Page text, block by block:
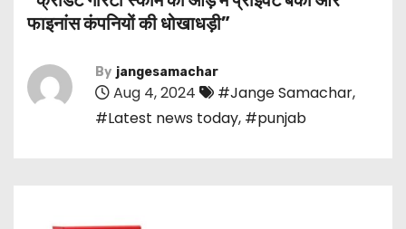
फाइनांस कंपनियों की धोखाधड़ी”
By jangesamachar
Aug 4, 2024 #Jange Samachar,
#Latest news today, #punjab